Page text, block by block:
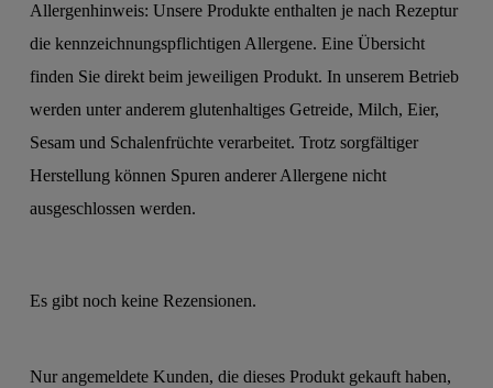
Allergenhinweis: Unsere Produkte enthalten je nach Rezeptur
die kennzeichnungspflichtigen Allergene. Eine Übersicht
finden Sie direkt beim jeweiligen Produkt. In unserem Betrieb
werden unter anderem glutenhaltiges Getreide, Milch, Eier,
Sesam und Schalenfrüchte verarbeitet. Trotz sorgfältiger
Herstellung können Spuren anderer Allergene nicht
ausgeschlossen werden.
Es gibt noch keine Rezensionen.
Nur angemeldete Kunden, die dieses Produkt gekauft haben,